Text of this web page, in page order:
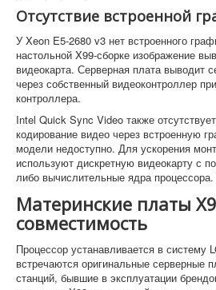
Отсутствие встроенной
У Xeon E5-2680 v3 нет встроенного
настольной X99-сборке изображение
видеокарта. Серверная плата выводит
через собственный видеоконтроллер
контроллера.
Intel Quick Sync Video также
кодирование видео через встроенную
модели недоступно. Для ускорения
используют дискретную видеокарту с
либо вычислительные ядра процессора.
Материнские платы
совместимость
Процессор устанавливается в систему
встречаются оригинальные серверные
станций, бывшие в эксплуатации